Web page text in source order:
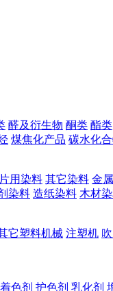
醛及衍生物 酮类 酯类
煤焦化产品 碳水化
用染料 其它染料 金
染料 造纸染料 木材
它塑料机械 注塑机
着色剂 护色剂 乳化剂